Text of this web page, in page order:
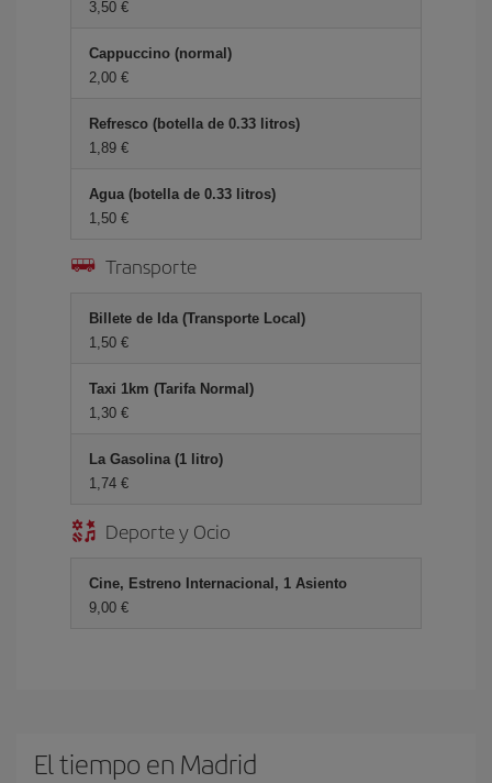
3,50 €
Cappuccino (normal)
2,00 €
Refresco (botella de 0.33 litros)
1,89 €
Agua (botella de 0.33 litros)
1,50 €
Transporte
Billete de Ida (Transporte Local)
1,50 €
Taxi 1km (Tarifa Normal)
1,30 €
La Gasolina (1 litro)
1,74 €
Deporte y Ocio
Cine, Estreno Internacional, 1 Asiento
9,00 €
El tiempo en Madrid